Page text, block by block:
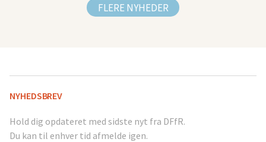
FLERE NYHEDER
NYHEDSBREV
Hold dig opdateret med sidste nyt fra DFfR.
Du kan til enhver tid afmelde igen.